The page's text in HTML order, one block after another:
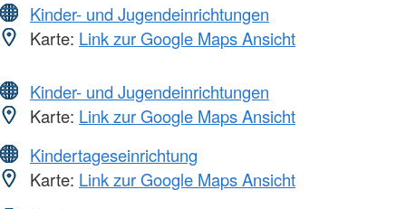
Kinder- und Jugendeinrichtungen
Karte: Link zur Google Maps Ansicht
Kinder- und Jugendeinrichtungen
Karte: Link zur Google Maps Ansicht
Kindertageseinrichtung
Karte: Link zur Google Maps Ansicht